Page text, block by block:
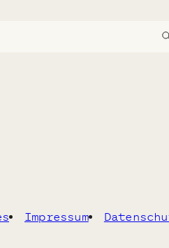
Impressum
Verkauf (m/
in Wedel suchen wir
vor den Toren Hamburgs,
und Rinder sind Teil